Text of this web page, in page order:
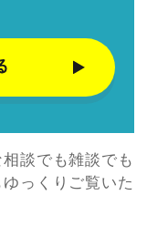
談でも雑談でも
っくりご覧いた